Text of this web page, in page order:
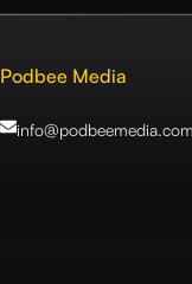
Podbee Media
info@podbeemedia.com